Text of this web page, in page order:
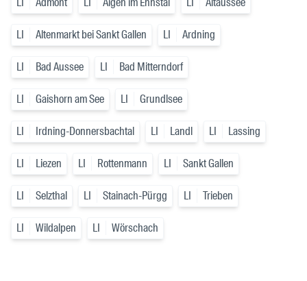
LI Altenmarkt bei Sankt Gallen LI Ardning
LI Bad Aussee LI Bad Mitterndorf
LI Gaishorn am See LI Grundlsee
LI Irdning-Donnersbachtal LI Landl LI Lassing
LI Liezen LI Rottenmann LI Sankt Gallen
LI Selzthal LI Stainach-Pürgg LI Trieben
LI Wildalpen LI Wörschach